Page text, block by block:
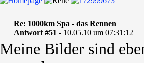
Re: 1000km Spa - das Rennen
Antwort #51 - 10.05.10 um 07:31:12
Meine Bilder sind